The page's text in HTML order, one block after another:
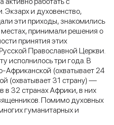
и духовенство,
эти приходы, знакомились
принимали решения о
принятия этих
Православной Церкви.
исполнилось три года. В
(охватывает 24
(охватывает 31 страну) —
в 32 странах Африки, в них
Помимо духовных
гуманитарных и